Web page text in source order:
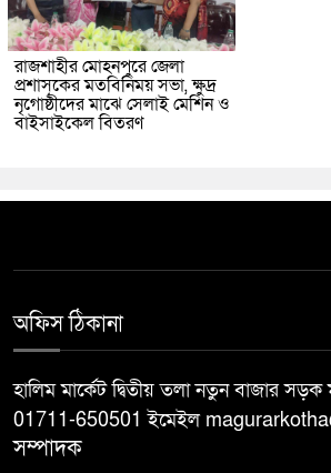
রাজশাহীর মোহনপুরে জেলা
প্রশাসকের মতবিনিময় সভা, ক্ষুদ্র
নৃগোষ্ঠীদের মাঝে সেলাই মেশিন ও
বাইসাইকেল বিতরণ
অফিস ঠিকানা
হালিম মার্কেট দ্বিতীয় তলা নতুন বাজার
01711-650501 ইমেইল
সম্পাদক